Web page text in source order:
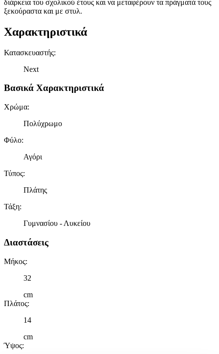
διάρκεια του σχολικού έτους και να μεταφέρουν τα πράγματά τους
ξεκούραστα και με στυλ.
Χαρακτηριστικά
Κατασκευαστής:
Next
Βασικά Χαρακτηριστικά
Χρώμα:
Πολύχρωμο
Φύλο:
Αγόρι
Τύπος:
Πλάτης
Τάξη:
Γυμνασίου - Λυκείου
Διαστάσεις
Μήκος:
32
cm
Πλάτος:
14
cm
Ύψος: